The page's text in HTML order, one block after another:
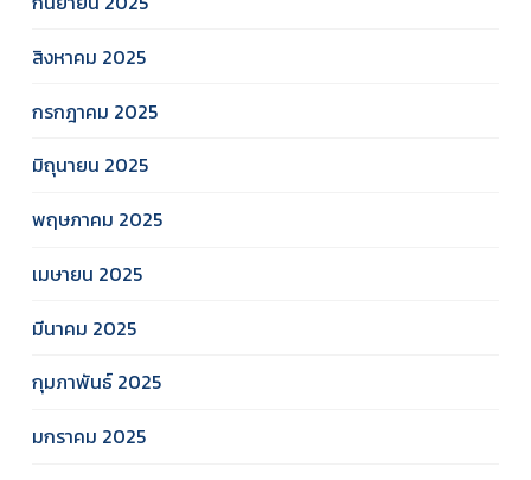
สิงหาคม 2025
กรกฎาคม 2025
มิถุนายน 2025
พฤษภาคม 2025
เมษายน 2025
มีนาคม 2025
กุมภาพันธ์ 2025
มกราคม 2025